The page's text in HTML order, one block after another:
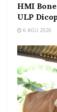
HMI
ULP
6 AGU 2026